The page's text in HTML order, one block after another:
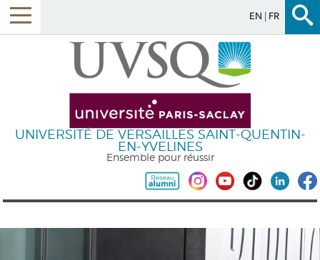
EN FR
UNIVERSITÉ DE VERSAILLES SAINT-QUENTIN-
EN-YVELINES
Ensemble pour réussir